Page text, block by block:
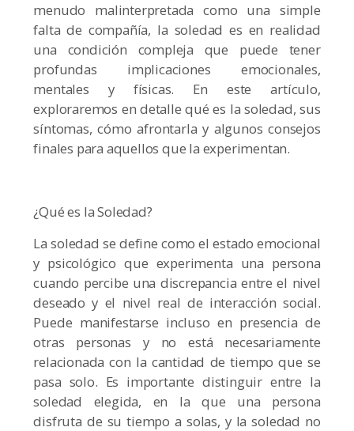
menudo malinterpretada como una simple
falta de compañía, la soledad es en realidad
una condición compleja que puede tener
profundas implicaciones emocionales,
mentales y físicas. En este artículo,
exploraremos en detalle qué es la soledad, sus
síntomas, cómo afrontarla y algunos consejos
finales para aquellos que la experimentan.
¿Qué es la Soledad?
La soledad se define como el estado emocional
y psicológico que experimenta una persona
cuando percibe una discrepancia entre el nivel
deseado y el nivel real de interacción social.
Puede manifestarse incluso en presencia de
otras personas y no está necesariamente
relacionada con la cantidad de tiempo que se
pasa solo. Es importante distinguir entre la
soledad elegida, en la que una persona
disfruta de su tiempo a solas, y la soledad no